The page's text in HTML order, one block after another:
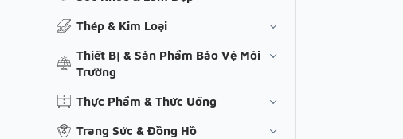
Thép & Kim Loại
Thiết Bị & Sản Phẩm Bảo Vệ Môi
Trường
Thực Phẩm & Thức Uống
Trang Sức & Đồng Hồ